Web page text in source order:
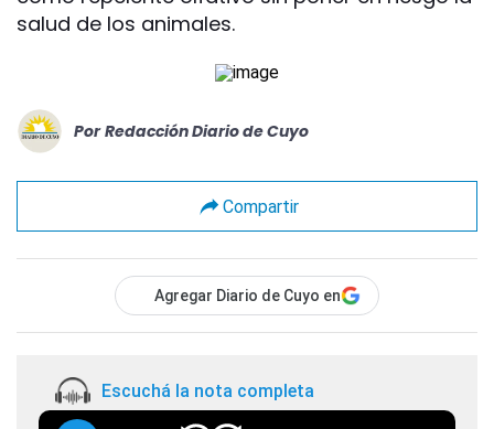
salud de los animales.
Por Redacción Diario de Cuyo
Compartir
Agregar Diario de Cuyo en
Escuchá la nota completa